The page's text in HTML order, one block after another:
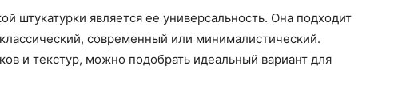
штукатурки является ее универсальность. Она подходит
современный или минималистический.
и текстур, можно подобрать идеальный вариант для